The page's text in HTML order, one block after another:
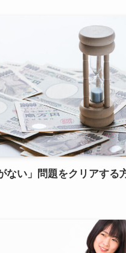
ない」問題をクリアする